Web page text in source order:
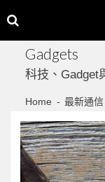
to
navigation
to
contentGadgets
科技、Gadget
Home 最新通